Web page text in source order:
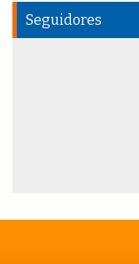
Seguidores